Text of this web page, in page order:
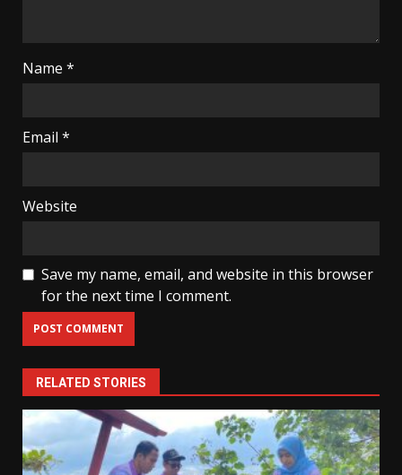
Name *
Email *
Website
Save my name, email, and website in this browser
for the next time I comment.
RELATED STORIES